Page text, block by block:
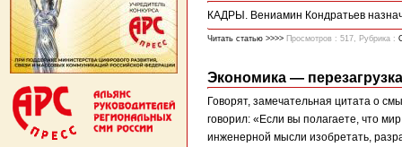
КАДРЫ. Вениамин Кондратьев
Читать статью >>>> Просмотров : 517, Рубрика :
Экономика — перезагрузка
Говорят, замечательная цитата о
говорил: «Если вы полагаете, что
инженерной мысли изобретать,